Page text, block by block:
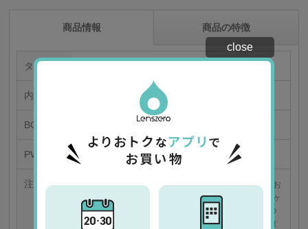
商品情報
タイプ
内容量 1箱32枚入り/片眼32日分
BC/DIA
PWR -0.50～-12.00
注意書き
こちらの商品は受注発注の為、お届けまで平均1ヶ月お
時間を頂いております（レンズデータによっては、2ヶ
月程お待ちいただく場合もございます。予めご了承の
うえ、余裕を持ってご注文くださいますようお願い致
商品の特徴
close